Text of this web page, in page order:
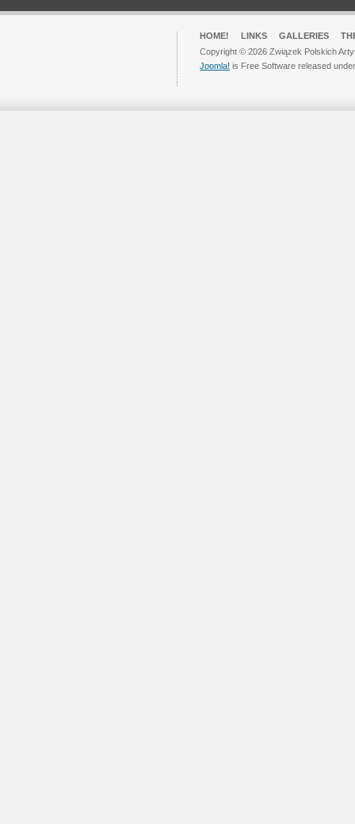
HOME! LINKS GALLERIES
Copyright © 2026 Związek Polskich
Joomla! is Free Software released